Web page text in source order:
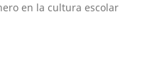
en la cultura escolar